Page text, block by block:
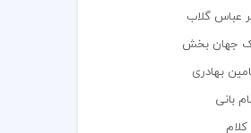
عباس گلاب
جهان بخش
بهادری
بانی